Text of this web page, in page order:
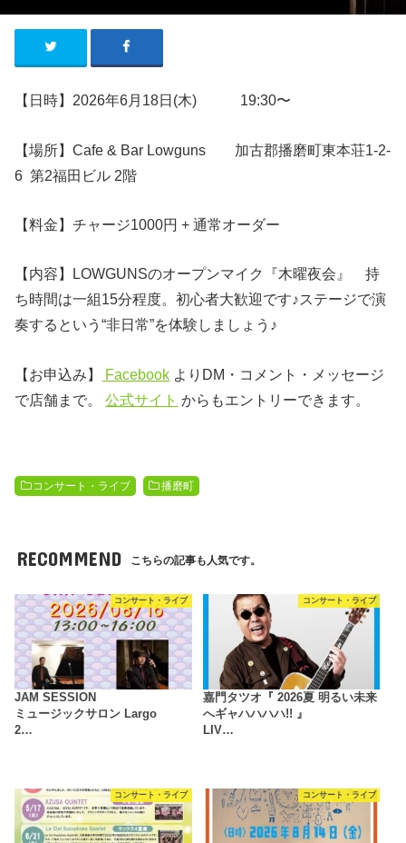
【日時】2026年6月18日(木) 19:30〜
【場所】Cafe & Bar Lowguns 加古郡播磨町東本荘1-2-
6 第2福田ビル 2階
【料金】チャージ1000円 + 通常オーダー
【内容】LOWGUNSのオープンマイク『木曜夜会』 持
ち時間は一組15分程度。初心者大歓迎です♪ステージで演
奏するという“非日常”を体験しましょう♪
【お申込み】 Facebook よりDM・コメント・メッセージ
で店舗まで。公式サイト からもエントリーできます。
コンサート・ライブ 播磨町
RECOMMEND こちらの記事も人気です。
コンサート・ライブ
JAM SESSION
ミュージックサロン Largo
2…
コンサート・ライブ
嘉門タツオ『 2026夏 明るい未来
へギャハハハハ!! 』
LIV…
コンサート・ライブ コンサート・ライブ